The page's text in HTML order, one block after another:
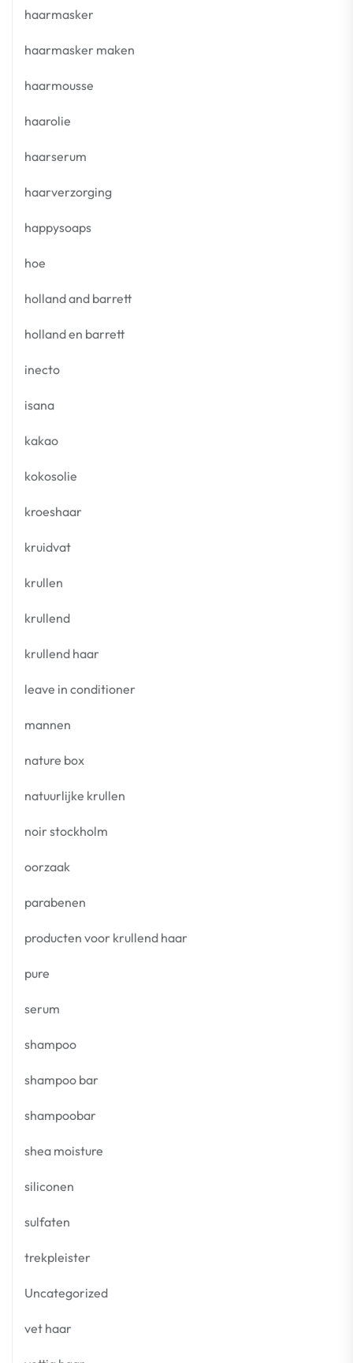
haarmasker
haarmasker maken
haarmousse
haarolie
haarserum
haarverzorging
happysoaps
hoe
holland and barrett
holland en barrett
inecto
isana
kakao
kokosolie
kroeshaar
kruidvat
krullen
krullend
krullend haar
leave in conditioner
mannen
nature box
natuurlijke krullen
noir stockholm
oorzaak
parabenen
producten voor krullend haar
pure
serum
shampoo
shampoo bar
shampoobar
shea moisture
siliconen
sulfaten
trekpleister
Uncategorized
vet haar